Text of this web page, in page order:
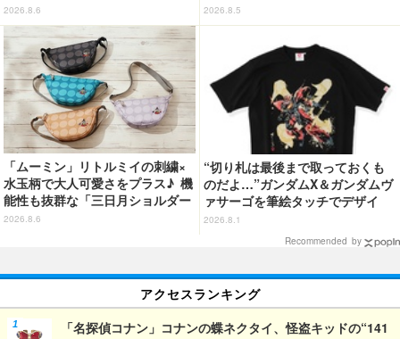
STORE in 墓場の画廊開催【8月
20日～】
2026.8.6
感情の追いつかない視聴者が続
出…【ネタバレあり反応まとめ】
2026.8.5
「ムーミン」リトルミイの刺繍×
水玉柄で大人可愛さをプラス♪ 機
能性も抜群な「三日月ショルダー
バッグ」が新登場
2026.8.6
“切り札は最後まで取っておくも
のだよ…”ガンダムX＆ガンダムヴ
ァサーゴを筆絵タッチでデザイ
ン！「ガンダムX」Tシャツ発売
2026.8.1
Recommended by
アクセスランキング
「名探偵コナン」コナンの蝶ネクタイ、怪盗キッドの“141